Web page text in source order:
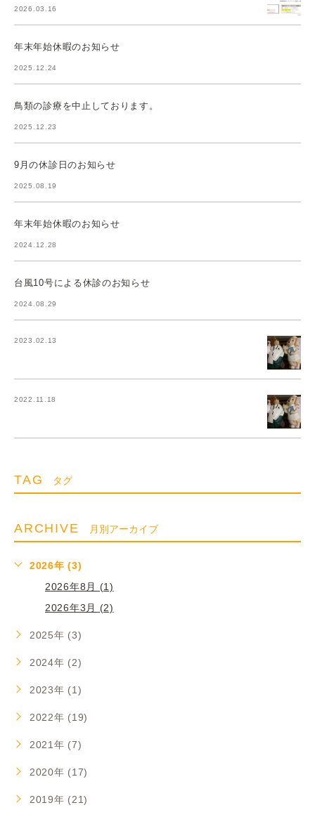
2026.03.16
年末年始休暇のお知らせ
2025.12.24
鳥類の診療を中止しております。
2025.12.23
9月の休診日のお知らせ
2025.08.19
年末年始休暇のお知らせ
2024.12.28
台風10号による休診のお知らせ
2024.08.29
2023.02.13
2022.11.18
TAG タグ
ARCHIVE 月別アーカイブ
2026年 (3)
2026年8月 (1)
2026年3月 (2)
2025年 (3)
2024年 (2)
2023年 (1)
2022年 (19)
2021年 (7)
2020年 (17)
2019年 (21)